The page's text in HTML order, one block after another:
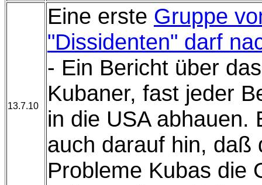
13.7.10
Eine erste Gruppe
"Dissidenten" darf
- Ein Bericht über
Kubaner, fast jeder
in die USA abhauen.
auch darauf hin, daß
Probleme Kubas die